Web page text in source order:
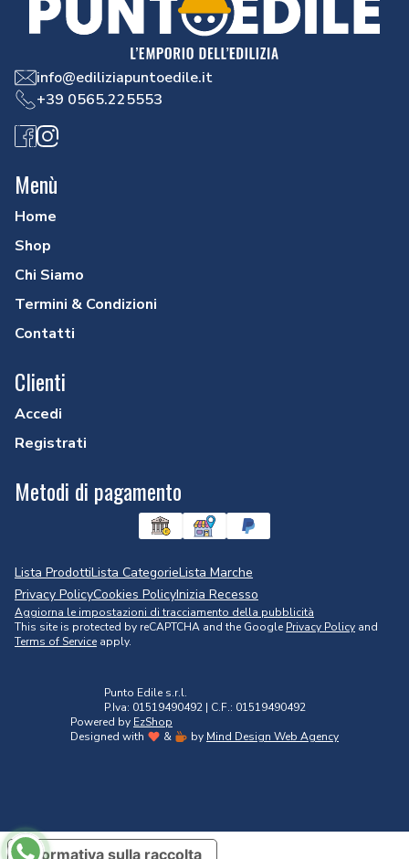
info@ediliziapuntoedile.it
+39 0565.225553
Facebook
Instagram
Menù
Home
Shop
Chi Siamo
Termini & Condizioni
Contatti
Clienti
Accedi
Registrati
Metodi di pagamento
Lista ProdottiLista CategorieLista Marche
Privacy PolicyCookies PolicyInizia Recesso
Aggiorna le impostazioni di tracciamento della pubblicità
This site is protected by reCAPTCHA and the Google Privacy Policy and
Terms of Service apply.
Punto Edile s.r.l.
P.Iva: 01519490492 | C.F.: 01519490492
Powered by EzShop
Designed with
& by Mind Design Web Agency
Informativa sulla raccolta